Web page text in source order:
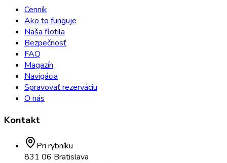
Cenník
Ako to funguje
Naša flotila
Bezpečnosť
FAQ
Magazín
Navigácia
Spravovať rezerváciu
O nás
Kontakt
Pri rybníku
831 06 Bratislava